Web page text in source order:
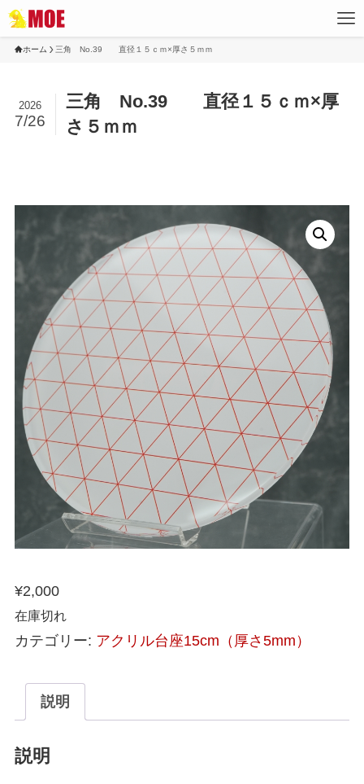
ホーム 三角 No.39 直径１５ｃｍ×厚さ５ｍｍ
三角 No.39 直径１５ｃｍ×厚
さ５ｍｍ
2026
7/26
¥2,000
在庫切れ
カテゴリー: アクリル台座15cm（厚さ5mm）
説明
説明